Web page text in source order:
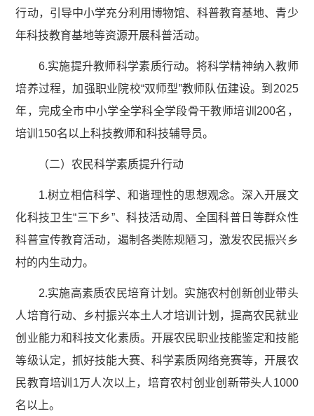
行动，引导中小学充分利用博物馆、科普教育基地、青少
年科技教育基地等资源开展科普活动。
6.实施提升教师科学素质行动。将科学精神纳入教师
培养过程，加强职业院校“双师型”教师队伍建设。到2025
年，完成全市中小学全学科全学段骨干教师培训200名，
培训150名以上科技教师和科技辅导员。
（二）农民科学素质提升行动
1.树立相信科学、和谐理性的思想观念。深入开展文
化科技卫生“三下乡”、科技活动周、全国科普日等群众性
科普宣传教育活动，遏制各类陈规陋习，激发农民振兴乡
村的内生动力。
2.实施高素质农民培育计划。实施农村创新创业带头
人培育行动、乡村振兴本土人才培训计划，提高农民就业
创业能力和科技文化素质。开展农民职业技能鉴定和技能
等级认定，抓好技能大赛、科学素质网络竞赛等，开展农
民教育培训1万人次以上，培育农村创业创新带头人1000
名以上。